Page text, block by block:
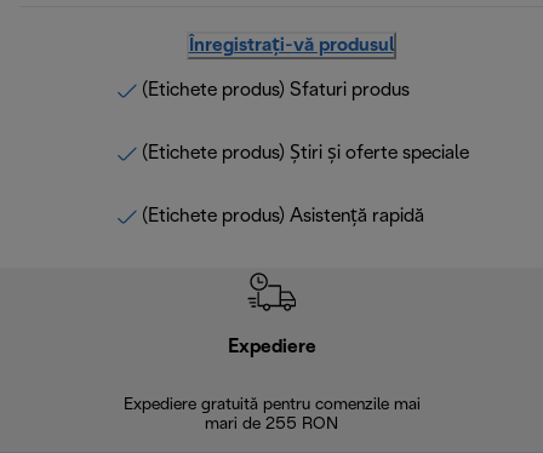
Înregistrați-vă produsul
(Etichete produs) Sfaturi produs
(Etichete produs) Știri și oferte speciale
(Etichete produs) Asistență rapidă
Expediere
Expediere gratuită pentru comenzile mai
mari de 255 RON